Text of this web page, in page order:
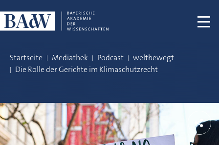
Startseite Mediathek Podcast
weltbewegt
Die Rolle der Gerichte im Klimaschutzrecht